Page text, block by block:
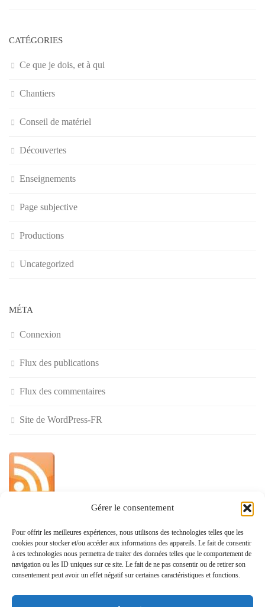
Gérer le consentement
Pour offrir les meilleures expériences, nous utilisons des technologies telles que les
cookies pour stocker et/ou accéder aux informations des appareils. Le fait de consentir
à ces technologies nous permettra de traiter des données telles que le comportement de
navigation ou les ID uniques sur ce site. Le fait de ne pas consentir ou de retirer son
consentement peut avoir un effet négatif sur certaines caractéristiques et fonctions.
CATÉGORIES
Ce que je dois, et à qui
Chantiers
Conseil de matériel
Découvertes
Enseignements
Page subjective
Productions
Uncategorized
MÉTA
Connexion
Flux des publications
Flux des commentaires
Site de WordPress-FR
»
Politique de confidentialité